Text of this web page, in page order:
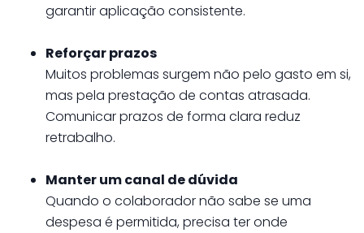
garantir aplicação consistente.
Reforçar prazos
Muitos problemas surgem não pelo gasto em si,
mas pela prestação de contas atrasada.
Comunicar prazos de forma clara reduz
retrabalho.
Manter um canal de dúvida
Quando o colaborador não sabe se uma
despesa é permitida, precisa ter onde